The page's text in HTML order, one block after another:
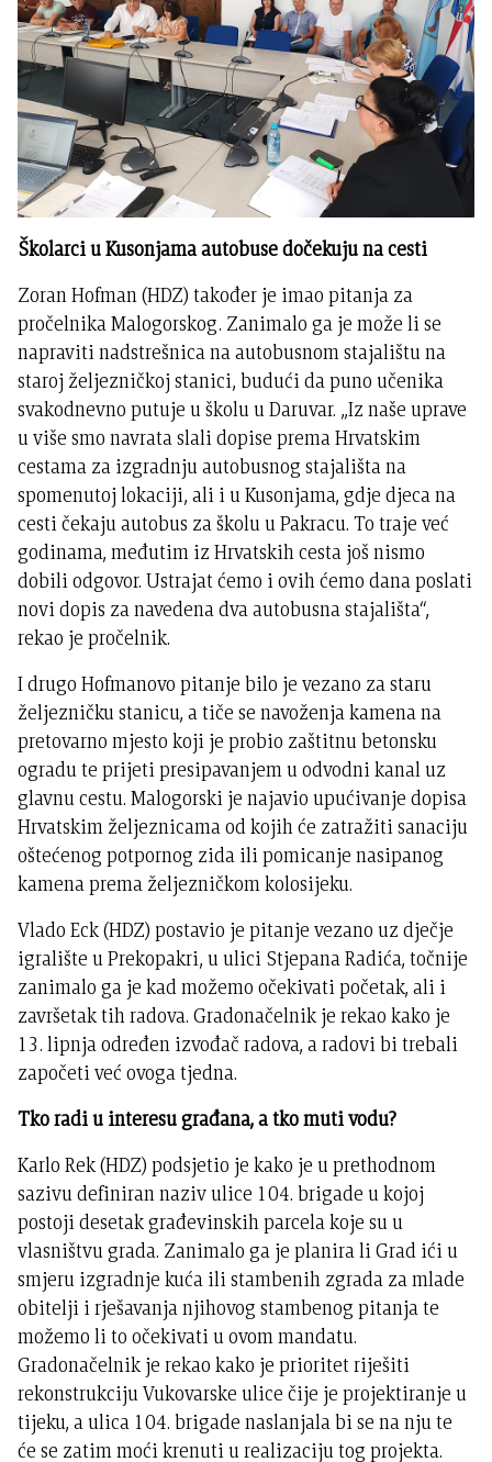
Školarci u Kusonjama autobuse dočekuju na cesti
Zoran Hofman (HDZ) također je imao pitanja za
pročelnika Malogorskog. Zanimalo ga je može li se
napraviti nadstrešnica na autobusnom stajalištu na
staroj željezničkoj stanici, budući da puno učenika
svakodnevno putuje u školu u Daruvar. „Iz naše uprave
u više smo navrata slali dopise prema Hrvatskim
cestama za izgradnju autobusnog stajališta na
spomenutoj lokaciji, ali i u Kusonjama, gdje djeca na
cesti čekaju autobus za školu u Pakracu. To traje već
godinama, međutim iz Hrvatskih cesta još nismo
dobili odgovor. Ustrajat ćemo i ovih ćemo dana poslati
novi dopis za navedena dva autobusna stajališta“,
rekao je pročelnik.
I drugo Hofmanovo pitanje bilo je vezano za staru
željezničku stanicu, a tiče se navoženja kamena na
pretovarno mjesto koji je probio zaštitnu betonsku
ogradu te prijeti presipavanjem u odvodni kanal uz
glavnu cestu. Malogorski je najavio upućivanje dopisa
Hrvatskim željeznicama od kojih će zatražiti sanaciju
oštećenog potpornog zida ili pomicanje nasipanog
kamena prema željezničkom kolosijeku.
Vlado Eck (HDZ) postavio je pitanje vezano uz dječje
igralište u Prekopakri, u ulici Stjepana Radića, točnije
zanimalo ga je kad možemo očekivati početak, ali i
završetak tih radova. Gradonačelnik je rekao kako je
13. lipnja određen izvođač radova, a radovi bi trebali
započeti već ovoga tjedna.
Tko radi u interesu građana, a tko muti vodu?
Karlo Rek (HDZ) podsjetio je kako je u prethodnom
sazivu definiran naziv ulice 104. brigade u kojoj
postoji desetak građevinskih parcela koje su u
vlasništvu grada. Zanimalo ga je planira li Grad ići u
smjeru izgradnje kuća ili stambenih zgrada za mlade
obitelji i rješavanja njihovog stambenog pitanja te
možemo li to očekivati u ovom mandatu.
Gradonačelnik je rekao kako je prioritet riješiti
rekonstrukciju Vukovarske ulice čije je projektiranje u
tijeku, a ulica 104. brigade naslanjala bi se na nju te
će se zatim moći krenuti u realizaciju tog projekta.